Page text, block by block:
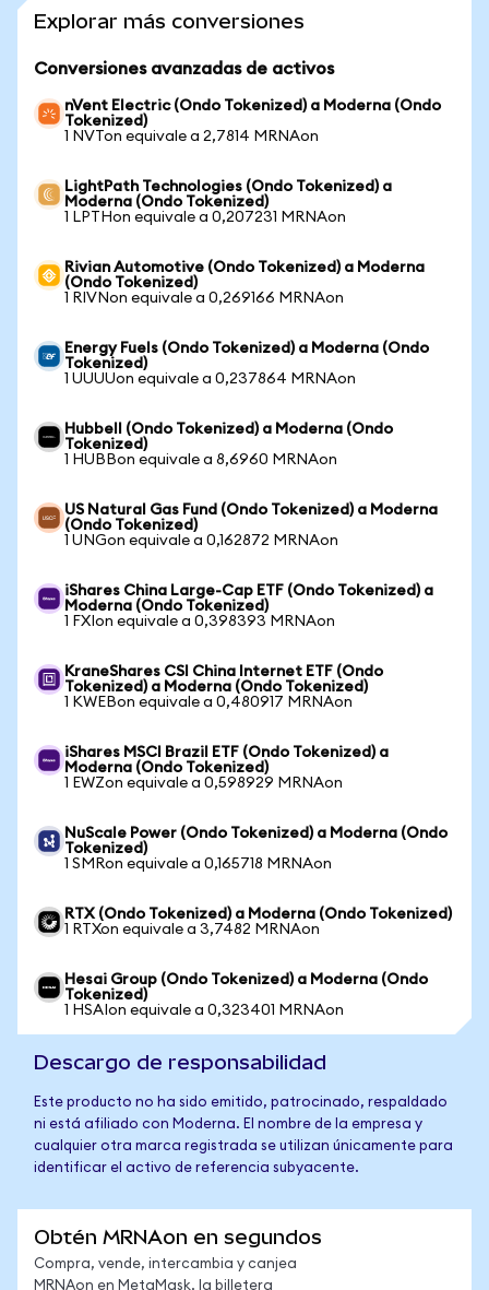
Explorar más conversiones
Conversiones avanzadas de activos
nVent Electric (Ondo Tokenized) a Moderna (Ondo
Tokenized)
1 NVTon equivale a 2,7814 MRNAon
LightPath Technologies (Ondo Tokenized) a
Moderna (Ondo Tokenized)
1 LPTHon equivale a 0,207231 MRNAon
Rivian Automotive (Ondo Tokenized) a Moderna
(Ondo Tokenized)
1 RIVNon equivale a 0,269166 MRNAon
Energy Fuels (Ondo Tokenized) a Moderna (Ondo
Tokenized)
1 UUUUon equivale a 0,237864 MRNAon
Hubbell (Ondo Tokenized) a Moderna (Ondo
Tokenized)
1 HUBBon equivale a 8,6960 MRNAon
US Natural Gas Fund (Ondo Tokenized) a Moderna
(Ondo Tokenized)
1 UNGon equivale a 0,162872 MRNAon
iShares China Large-Cap ETF (Ondo Tokenized) a
Moderna (Ondo Tokenized)
1 FXIon equivale a 0,398393 MRNAon
KraneShares CSI China Internet ETF (Ondo
Tokenized) a Moderna (Ondo Tokenized)
1 KWEBon equivale a 0,480917 MRNAon
iShares MSCI Brazil ETF (Ondo Tokenized) a
Moderna (Ondo Tokenized)
1 EWZon equivale a 0,598929 MRNAon
NuScale Power (Ondo Tokenized) a Moderna (Ondo
Tokenized)
1 SMRon equivale a 0,165718 MRNAon
RTX (Ondo Tokenized) a Moderna (Ondo Tokenized)
1 RTXon equivale a 3,7482 MRNAon
Hesai Group (Ondo Tokenized) a Moderna (Ondo
Tokenized)
1 HSAIon equivale a 0,323401 MRNAon
Descargo de responsabilidad
Este producto no ha sido emitido, patrocinado, respaldado
ni está afiliado con Moderna. El nombre de la empresa y
cualquier otra marca registrada se utilizan únicamente para
identificar el activo de referencia subyacente.
Obtén MRNAon en segundos
Compra, vende, intercambia y canjea
MRNAon en MetaMask, la billetera